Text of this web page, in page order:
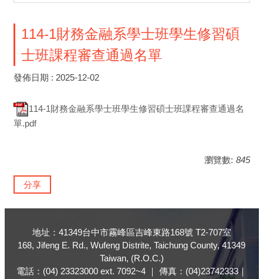
114-1財務金融系學士班學生修習碩
士班課程審查通過名單
發佈日期 : 2025-12-02
114-1財務金融系學士班學生修習碩士班課程審查通過名
單.pdf
瀏覽數: 845
分享
地址：41349台中市霧峰區吉峰東路168號 T2-707室
168, Jifeng E. Rd., Wufeng Distrite, Taichung County, 41349
Taiwan, (R.O.C.)
電話：(04) 23323000 ext. 7092~4 ｜ 傳真：(04)23742333｜